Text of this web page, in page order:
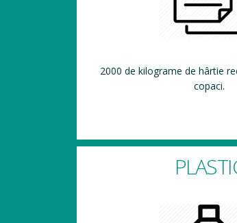
2000 de kilograme de hârtie
copaci.